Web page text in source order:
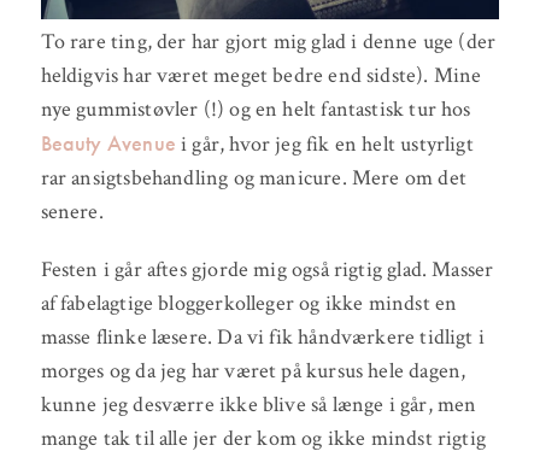
To rare ting, der har gjort mig glad i denne uge (der
heldigvis har været meget bedre end sidste). Mine
nye gummistøvler (!) og en helt fantastisk tur hos
Beauty Avenue i går, hvor jeg fik en helt ustyrligt
rar ansigtsbehandling og manicure. Mere om det
senere.
Festen i går aftes gjorde mig også rigtig glad. Masser
af fabelagtige bloggerkolleger og ikke mindst en
masse flinke læsere. Da vi fik håndværkere tidligt i
morges og da jeg har været på kursus hele dagen,
kunne jeg desværre ikke blive så længe i går, men
mange tak til alle jer der kom og ikke mindst rigtig